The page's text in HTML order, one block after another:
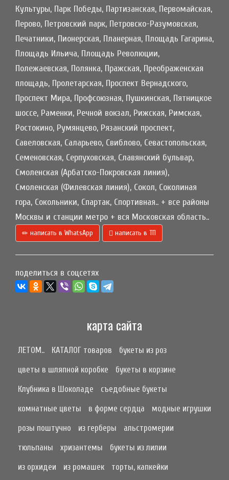
Культуры, Парк Победы, Партизанская, Первомайская,
Перово, Петровский парк, Петровско-Разумовская,
Печатники, Пионерская, Планерная, Площадь Гагарина,
Площадь Ильича, Площадь Революции,
Полежаевская, Полянка, Пражская, Преображенская
площадь, Пролетарская, Проспект Вернадского,
Проспект Мира, Профсоюзная, Пушкинская, Пятницкое
шоссе, Раменки, Речной вокзал, Рижская, Римская,
Ростокино, Румянцево, Рязанский проспект,
Савеловская, Саларьево, Свиблово, Севастопольская,
Семеновская, Серпуховская, Славянский бульвар,
Смоленская (Арбатско-Покровская линия),
Смоленская (Филевская линия), Сокол, Соколиная
гора, Сокольники, Спартак, Спортивная.. + все районы
Москвы и станции метро + вся Московская область..
написать в WhatsApp написать в ТП
поделиться в соцсетях
карта сайта
ЛЕТОМ.. КАТАЛОГ товаров
букеты из роз
цветы в шляпной коробке
букеты в корзине
Клубника в Шоколаде
съедобные букеты
комнатные цветы
в форме сердца
модные игрушки
розы поштучно
из герберы
альстромерии
тюльпаны
хризантемы
букеты из лилии
из орхидеи
из ромашек
торты, капкейки